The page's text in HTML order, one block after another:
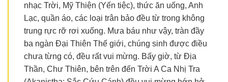
nhạc Trời, Mỹ Thiện (Yến tiệc), thức ăn uống, Anh
Lạc, quần áo, các loại trân bảo đều từ trong không
trung rực rỡ rơi xuống. Mưa báu như vậy, tràn đầy
ba ngàn Đại Thiên Thế giới, chúng sinh được điều
chưa từng có, đều rất vui mừng. Bấy giờ, từ Địa
Thần, Chư Thiên, bên trên đến Trời A Ca Nhị Tra